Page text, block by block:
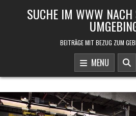
SUCHE IM WWW NACH
BEITRÄGE MIT BEZUG ZUM
MENU